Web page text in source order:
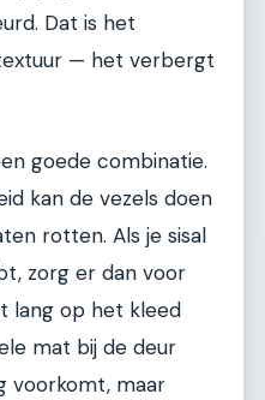
Dat is het
— het verbergt
goede combinatie.
kan de vezels doen
rotten. Als je sisal
zorg er dan voor
lang op het kleed
mat bij de deur
voorkomt, maar